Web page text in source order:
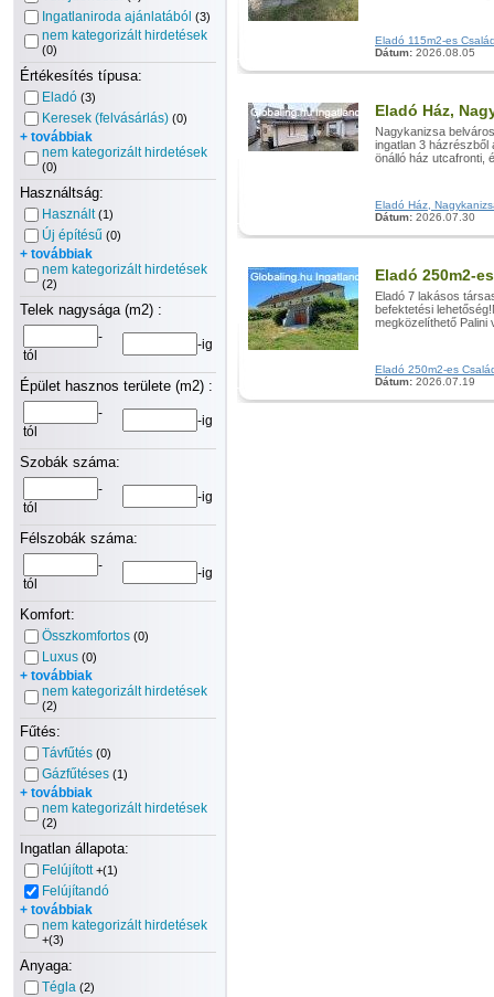
Ingatlaniroda ajánlatából (3)
nem kategorizált hirdetések
(0)
Értékesítés típusa:
Eladó (3)
Keresek (felvásárlás) (0)
+ továbbiak
nem kategorizált hirdetések
(0)
Használtság:
Használt (1)
Új építésű (0)
+ továbbiak
nem kategorizált hirdetések
(2)
Telek nagysága (m2) :
-
tól
-ig
Épület hasznos területe (m2) :
-
tól
-ig
Szobák száma:
-
tól
-ig
Félszobák száma:
-
tól
-ig
Komfort:
Összkomfortos (0)
Luxus (0)
+ továbbiak
nem kategorizált hirdetések
(2)
Fűtés:
Távfűtés (0)
Gázfűtéses (1)
+ továbbiak
nem kategorizált hirdetések
(2)
Ingatlan állapota:
Felújított +(1)
Felújítandó
+ továbbiak
nem kategorizált hirdetések
+(3)
Anyaga:
Tégla (2)
Eladó 115m2-es
Dátum: 2026.08.05
Eladó Ház,
Nagykanizsa
ingatlan 3 házrészből
önálló ház utcafronti,
Eladó Ház,
Dátum: 2026.07.30
Eladó 250m2-
Eladó 7 lakásos
befektetési
megközelíthető
Eladó 250m2-es
Dátum: 2026.07.19